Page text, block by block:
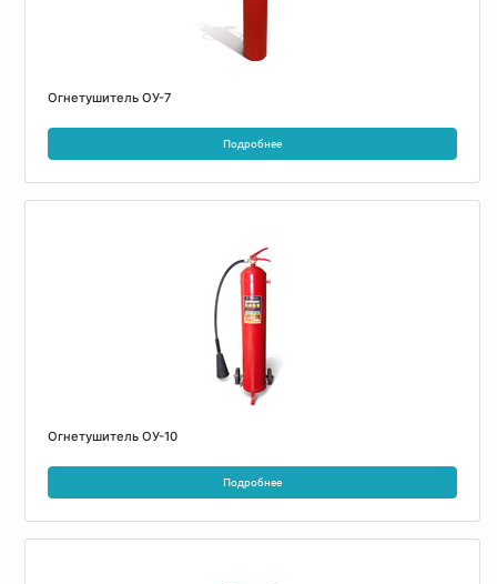
Огнетушитель ОУ-7
Подробнее
Огнетушитель ОУ-10
Подробнее